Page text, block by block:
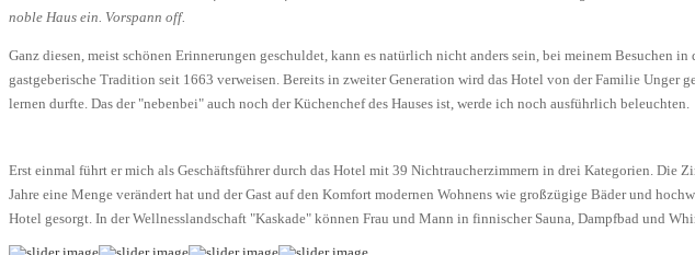
noble Haus ein. Vorspann off.
Ganz diesen, meist schönen Erinnerungen geschuldet, kann es natürlich nicht anders sein, bei meinem Besuchen
gastgeberische Tradition seit 1663 verweisen. Bereits in zweiter Generation wird das Hotel von der Familie Unger
lernen durfte. Das der "nebenbei" auch noch der Küchenchef des Hauses ist, werde ich noch ausführlich beleuchten.
Erst einmal führt er mich als Geschäftsführer durch das Hotel mit 39 Nichtraucherzimmern in drei Kategorien.
Jahre eine Menge verändert hat und der Gast auf den Komfort modernen Wohnens wie großzügige Bäder und
Hotel gesorgt. In der Wellnesslandschaft "Kaskade" können Frau und Mann in finnischer Sauna, Dampfbad und